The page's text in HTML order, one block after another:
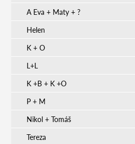
A Eva + Maty + ?
Helen
K + O
L+L
K +B + K +O
P + M
Nikol + Tomáš
Tereza